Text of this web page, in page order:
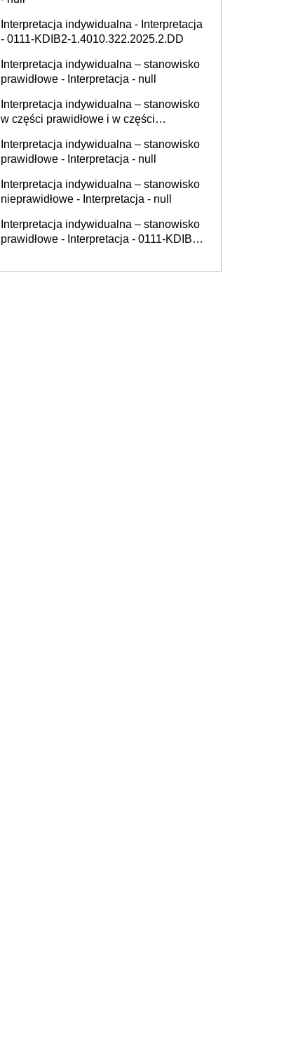
Interpretacja indywidualna - Interpretacja
- 0111-KDIB2-1.4010.322.2025.2.DD
Interpretacja indywidualna – stanowisko
prawidłowe - Interpretacja - null
Interpretacja indywidualna – stanowisko
w części prawidłowe i w części
KDSL1-2.4011.428.2025.1.MO
Interpretacja indywidualna – stanowisko
prawidłowe - Interpretacja - null
Interpretacja indywidualna – stanowisko
nieprawidłowe - Interpretacja - null
Interpretacja indywidualna – stanowisko
prawidłowe - Interpretacja - 0111-KDIB3-